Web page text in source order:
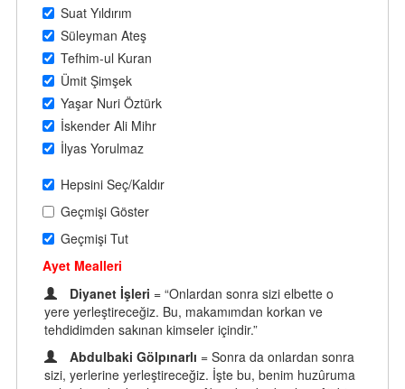
Suat Yıldırım
Süleyman Ateş
Tefhim-ul Kuran
Ümit Şimşek
Yaşar Nuri Öztürk
İskender Ali Mihr
İlyas Yorulmaz
Hepsini Seç/Kaldır
Geçmişi Göster
Geçmişi Tut
Ayet Mealleri
Diyanet İşleri = “Onlardan sonra sizi elbette o
yere yerleştireceğiz. Bu, makamımdan korkan ve
tehdidimden sakınan kimseler içindir.”
Abdulbaki Gölpınarlı = Sonra da onlardan sonra
sizi, yerlerine yerleştireceğiz. İşte bu, benim huzûruma